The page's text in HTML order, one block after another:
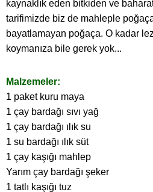
kaynaklık eden bitkiden ve
tarifimizde biz de mahleple
bayatlamayan poğaça. O kadar
koymanıza bile gerek yok...
Malzemeler:
1 paket kuru maya
1 çay bardağı sıvı yağ
1 çay bardağı ılık su
1 su bardağı ılık süt
1 çay kaşığı mahlep
Yarım çay bardağı şeker
1 tatlı kaşığı tuz